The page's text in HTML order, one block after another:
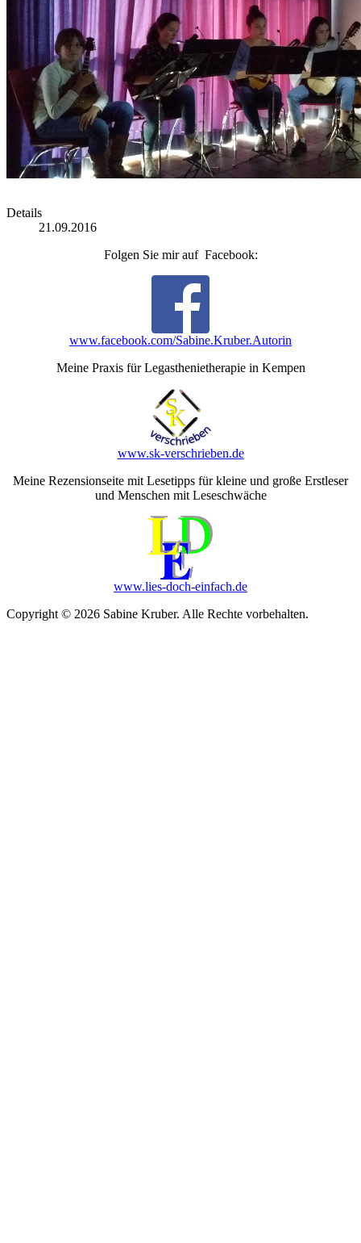
Details
21.09.2016
Folgen Sie mir auf Facebook:
www.facebook.com/Sabine.Kruber.Autorin
Meine Praxis für Legasthenietherapie in Kempen
www.sk-verschrieben.de
Meine Rezensionseite mit Lesetipps für kleine und große Erstleser
und Menschen mit Leseschwäche
www.lies-doch-einfach.de
Copyright © 2026 Sabine Kruber. Alle Rechte vorbehalten.